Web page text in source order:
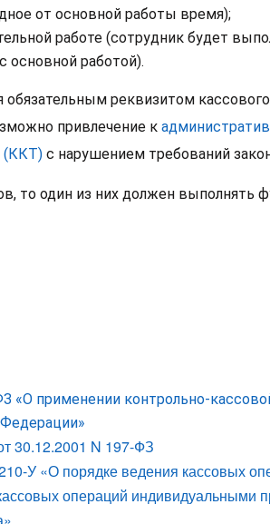
от основной работы время);
работе (сотрудник будет
основной работой).
реквизитом
привлечение к
(ККТ) с нарушением требований
то один из них должен выполнять
«О применении контрольно-
30.12.2001 N 197-ФЗ
У «О порядке ведения кассовых
операций индивидуальными